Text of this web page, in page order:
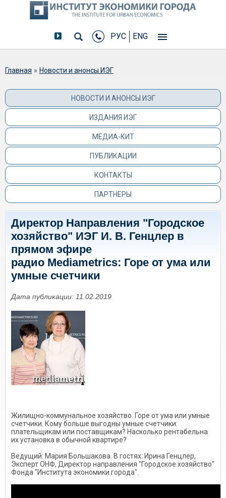
РУС ENG
Вы здесь
Главная » Новости и анонсы ИЭГ
НОВОСТИ И АНОНСЫ ИЭГ
ИЗДАНИЯ ИЭГ
МЕДИА-КИТ
ПУБЛИКАЦИИ
КОНТАКТЫ
ПАРТНЕРЫ
Директор Направления "Городское
хозяйство" ИЭГ И. В. Генцлер в
прямом эфире
радио Mediametrics: Горе от ума или
умные счетчики
Дата публикации: 11.02.2019
Жилищно-коммунальное хозяйство. Горе от ума или умные
счетчики. Кому больше выгодны умные счетчики:
плательщикам или поставщикам? Насколько рентабельна
их установка в обычной квартире?
Ведущий: Мария Большакова. В гостях: Ирина Генцлер,
Эксперт ОНФ, Директор направления "Городское хозяйство"
Фонда "Института экономики города".